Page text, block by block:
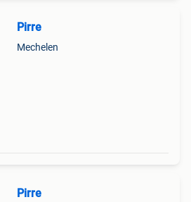
Pirre
Mechelen
Pirre